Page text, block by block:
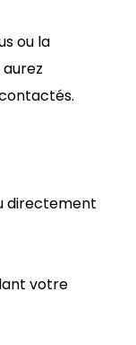
ou la
directement
votre